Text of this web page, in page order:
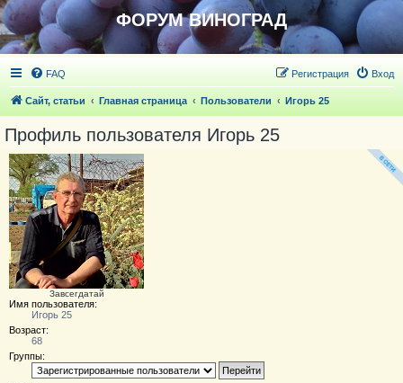
ФОРУМ ВИНОГРАД
FAQ Вход
Регистрация
Сайт, статьи Главная страница Пользователи Игорь 25
Профиль пользователя Игорь 25
Завсегдатай
Имя пользователя:
Игорь 25
Возраст:
68
Группы: